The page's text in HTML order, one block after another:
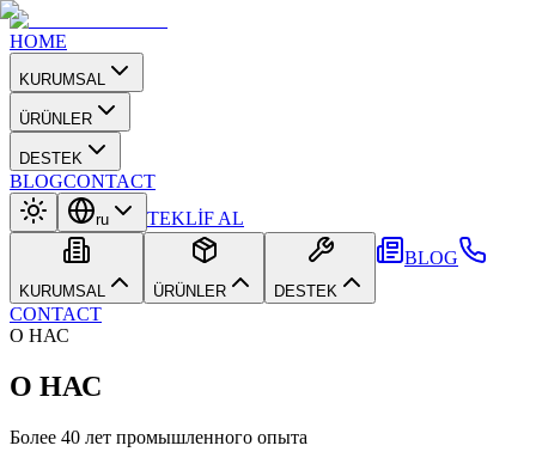
HOME
KURUMSAL
ÜRÜNLER
DESTEK
BLOGCONTACT
ru TEKLİF AL
KURUMSAL ÜRÜNLER DESTEK
BLOG
CONTACT
О НАС
О НАС
Более 40 лет промышленного опыта